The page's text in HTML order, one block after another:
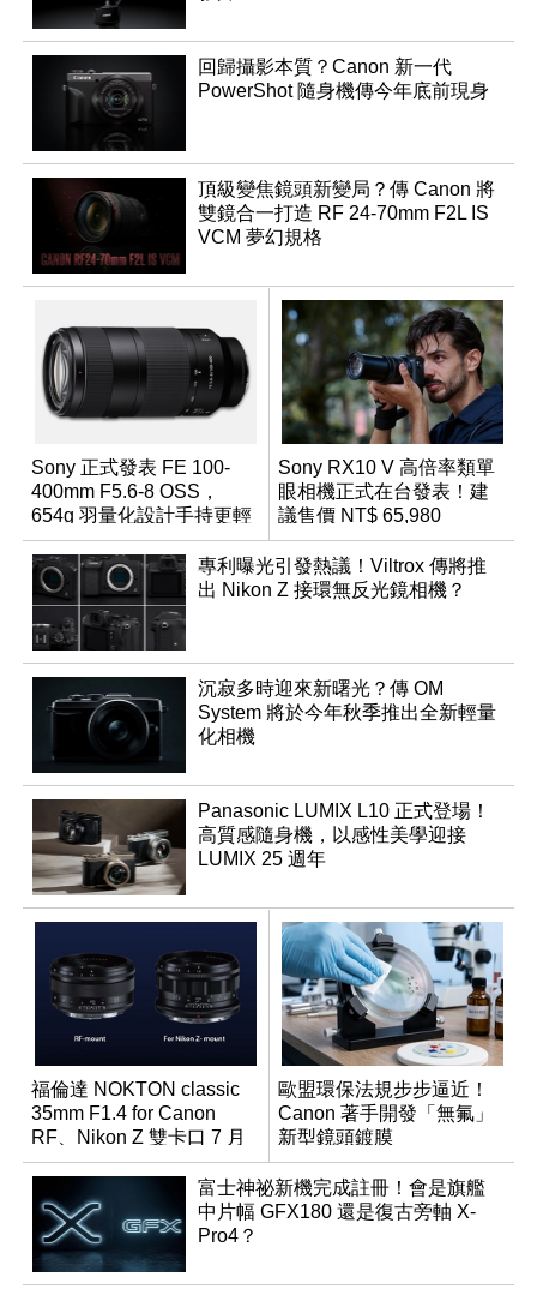
回歸攝影本質？Canon 新一代
PowerShot 隨身機傳今年底前現身
頂級變焦鏡頭新變局？傳 Canon 將
雙鏡合一打造 RF 24-70mm F2L IS
VCM 夢幻規格
Sony 正式發表 FE 100-
400mm F5.6-8 OSS，
654g 羽量化設計手持更輕
鬆
Sony RX10 V 高倍率類單
眼相機正式在台發表！建
議售價 NT$ 65,980
專利曝光引發熱議！Viltrox 傳將推
出 Nikon Z 接環無反光鏡相機？
沉寂多時迎來新曙光？傳 OM
System 將於今年秋季推出全新輕量
化相機
Panasonic LUMIX L10 正式登場！
高質感隨身機，以感性美學迎接
LUMIX 25 週年
福倫達 NOKTON classic
35mm F1.4 for Canon
RF、Nikon Z 雙卡口 7 月
同步登台
歐盟環保法規步步逼近！
Canon 著手開發「無氟」
新型鏡頭鍍膜
富士神祕新機完成註冊！會是旗艦
中片幅 GFX180 還是復古旁軸 X-
Pro4？